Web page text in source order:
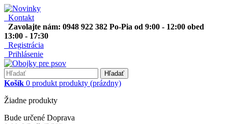
Kontakt
Zavolajte nám: 0948 922 382 Po-Pia od 9:00 - 12:00 obed
13:00 - 17:30
Registrácia
Prihlásenie
Hľadať
Košík 0 produkt produkty (prázdny)
Žiadne produkty
Bude určené Doprava